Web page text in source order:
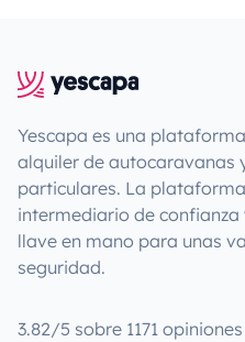
Yescapa es una
alquiler de autocaravanas
particulares. La
intermediario de
llave en mano para unas
seguridad.
3.82/5 sobre 1171